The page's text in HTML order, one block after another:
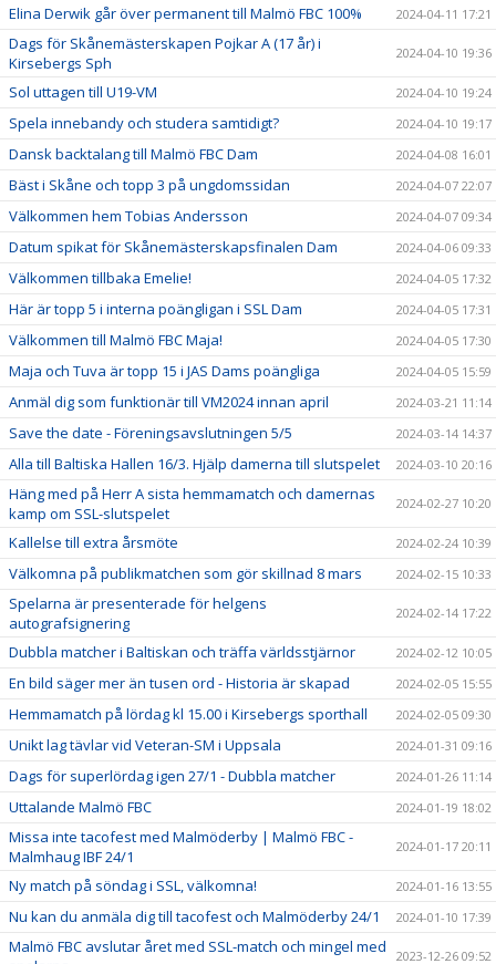
Elina Derwik går över permanent till Malmö FBC 100% 2024-04-11 17:21
Dags för Skånemästerskapen Pojkar A (17 år) i
Kirsebergs Sph
2024-04-10 19:36
Sol uttagen till U19-VM 2024-04-10 19:24
Spela innebandy och studera samtidigt? 2024-04-10 19:17
Dansk backtalang till Malmö FBC Dam 2024-04-08 16:01
Bäst i Skåne och topp 3 på ungdomssidan 2024-04-07 22:07
Välkommen hem Tobias Andersson 2024-04-07 09:34
Datum spikat för Skånemästerskapsfinalen Dam 2024-04-06 09:33
Välkommen tillbaka Emelie! 2024-04-05 17:32
Här är topp 5 i interna poängligan i SSL Dam 2024-04-05 17:31
Välkommen till Malmö FBC Maja! 2024-04-05 17:30
Maja och Tuva är topp 15 i JAS Dams poängliga 2024-04-05 15:59
Anmäl dig som funktionär till VM2024 innan april 2024-03-21 11:14
Save the date - Föreningsavslutningen 5/5 2024-03-14 14:37
Alla till Baltiska Hallen 16/3. Hjälp damerna till slutspelet 2024-03-10 20:16
Häng med på Herr A sista hemmamatch och damernas
kamp om SSL-slutspelet
2024-02-27 10:20
Kallelse till extra årsmöte 2024-02-24 10:39
Välkomna på publikmatchen som gör skillnad 8 mars 2024-02-15 10:33
Spelarna är presenterade för helgens
autografsignering
2024-02-14 17:22
Dubbla matcher i Baltiskan och träffa världsstjärnor 2024-02-12 10:05
En bild säger mer än tusen ord - Historia är skapad 2024-02-05 15:55
Hemmamatch på lördag kl 15.00 i Kirsebergs sporthall 2024-02-05 09:30
Unikt lag tävlar vid Veteran-SM i Uppsala 2024-01-31 09:16
Dags för superlördag igen 27/1 - Dubbla matcher 2024-01-26 11:14
Uttalande Malmö FBC 2024-01-19 18:02
Missa inte tacofest med Malmöderby | Malmö FBC -
Malmhaug IBF 24/1
2024-01-17 20:11
Ny match på söndag i SSL, välkomna! 2024-01-16 13:55
Nu kan du anmäla dig till tacofest och Malmöderby 24/1 2024-01-10 17:39
Malmö FBC avslutar året med SSL-match och mingel med
2023-12-26 09:52